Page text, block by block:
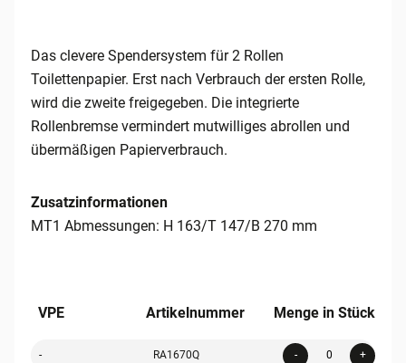
Das clevere Spendersystem für 2 Rollen
Toilettenpapier. Erst nach Verbrauch der ersten Rolle,
wird die zweite freigegeben. Die integrierte
Rollenbremse vermindert mutwilliges abrollen und
übermäßigen Papierverbrauch.
Zusatzinformationen
MT1 Abmessungen: H 163/T 147/B 270 mm
VPE Artikelnummer Menge in Stück
- RA1670Q - +